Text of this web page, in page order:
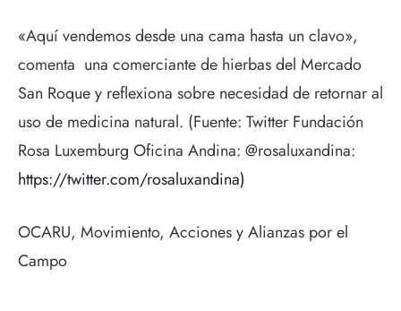
«Aquí vendemos desde una cama hasta un clavo»,
comenta una comerciante de hierbas del Mercado
San Roque y reflexiona sobre necesidad de retornar al
uso de medicina natural. (Fuente: Twitter Fundación
Rosa Luxemburg Oficina Andina: @rosaluxandina:
https://twitter.com/rosaluxandina)
OCARU, Movimiento, Acciones y Alianzas por el
Campo